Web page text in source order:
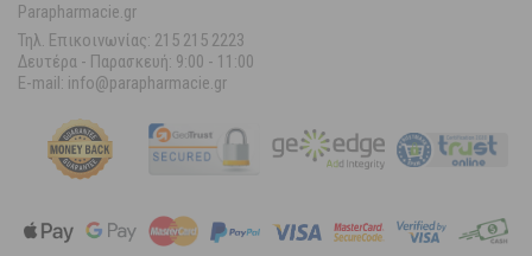
Parapharmacie.gr
Τηλ. Επικοινωνίας: 215 215 2223
Δευτέρα - Παρασκευή: 9:00 - 11:00
E-mail: info@parapharmacie.gr